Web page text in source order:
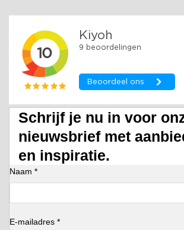
Schrijf je nu in voor
nieuwsbrief met
en inspiratie.
Naam *
E-mailadres *